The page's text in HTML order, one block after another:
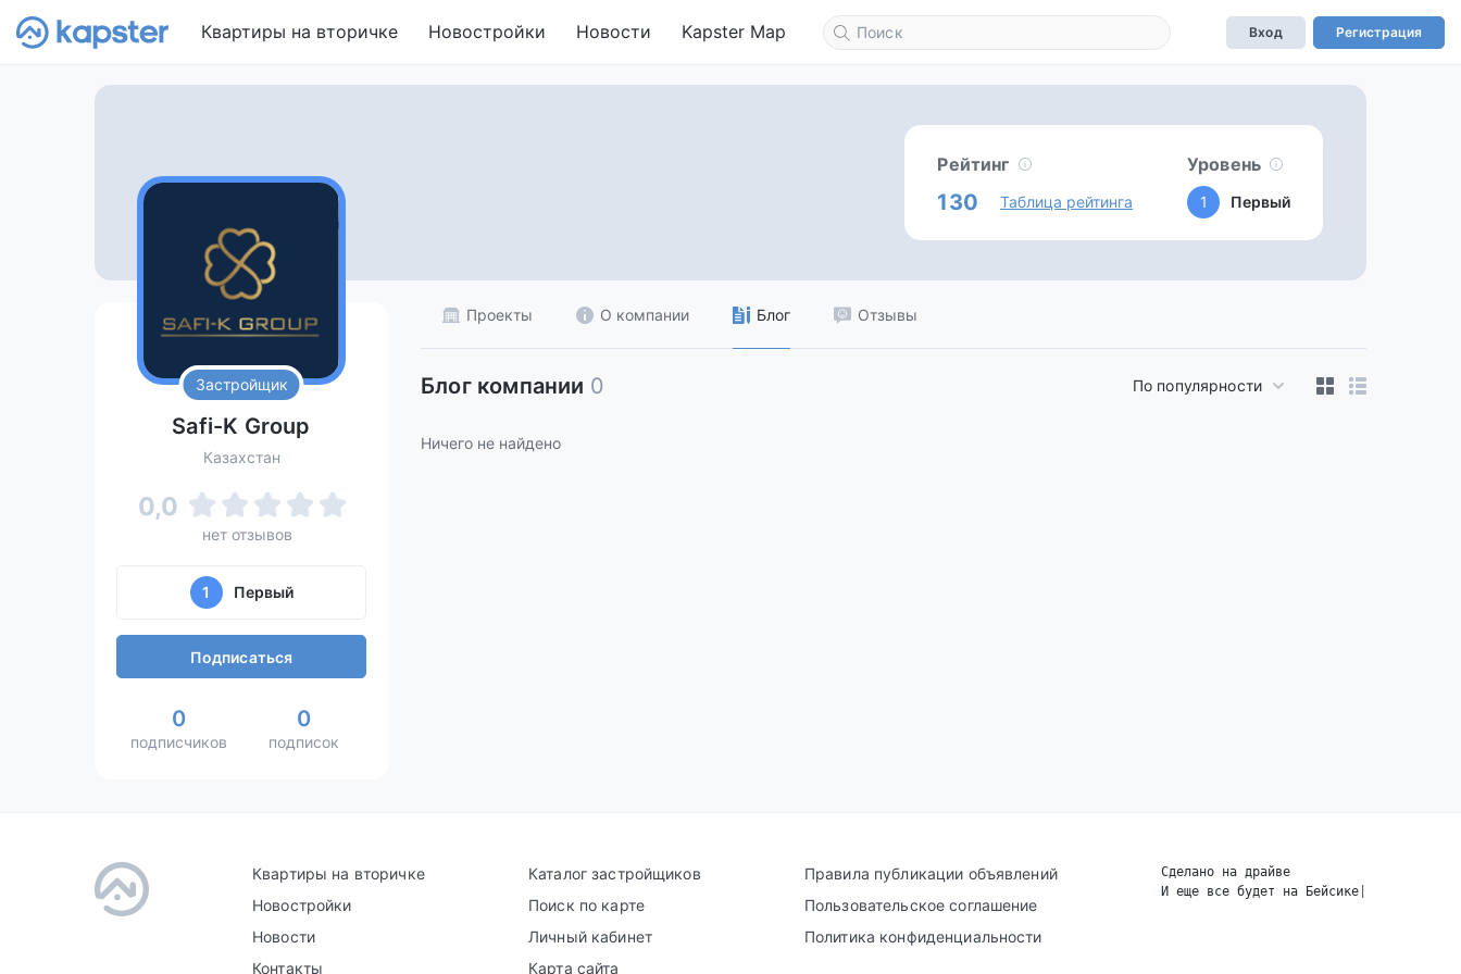
Квартиры на вторичке Новостройки Новости Kapster Map Вход Регистрация
Рейтинг
130 Таблица рейтинга
Уровень
1 Первый
Застройщик
Safi-K Group
Казахстан
0,0
нет отзывов
1 Первый
Подписаться
0
подписчиков
0
подписок
Проекты О компании Блог Отзывы
Блог компании 0 По популярности
Ничего не найдено
Квартиры на вторичке
Новостройки
Новости
Контакты
Каталог застройщиков
Поиск по карте
Личный кабинет
Карта сайта
Правила публикации объявлений
Пользовательское соглашение
Политика конфиденциальности
Сделано на драйве
И еще все будет на Бейсике